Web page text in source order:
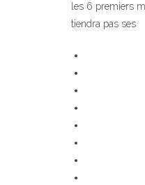
les 6 premiers
tiendra pas ses